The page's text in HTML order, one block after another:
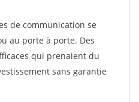
de communication se
au porte à porte. Des
qui prenaient du
sans garantie